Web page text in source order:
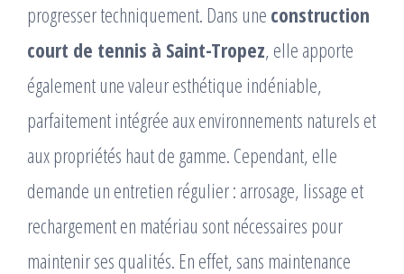
progresser techniquement. Dans une construction
court de tennis à Saint-Tropez, elle apporte
également une valeur esthétique indéniable,
parfaitement intégrée aux environnements naturels et
aux propriétés haut de gamme. Cependant, elle
demande un entretien régulier : arrosage, lissage et
rechargement en matériau sont nécessaires pour
maintenir ses qualités. En effet, sans maintenance